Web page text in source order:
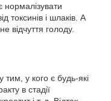
нормалізувати
токсинів і шлаків. А
відчуття голоду.
у кого є будь-які
в стадії